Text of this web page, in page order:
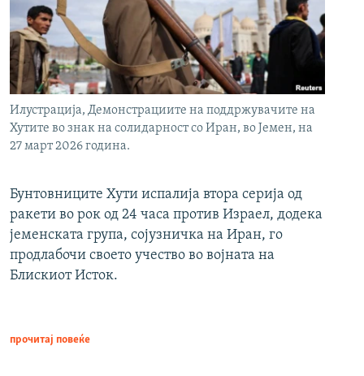
Илустрација, Демонстрациите на поддржувачите на
Хутите во знак на солидарност со Иран, во Јемен, на
27 март 2026 година.
Бунтовниците Хути испалија втора серија од
ракети во рок од 24 часа против Израел, додека
јеменската група, сојузничка на Иран, го
продлабочи своето учество во војната на
Блискиот Исток.
прочитај повеќе